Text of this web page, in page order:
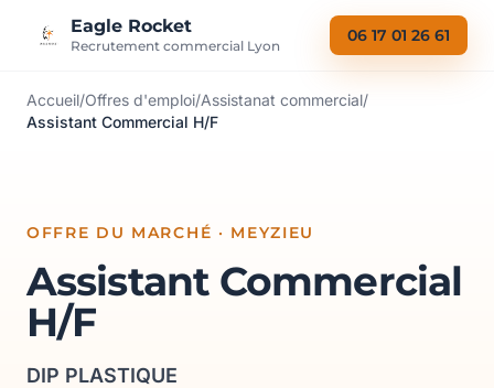
Eagle Rocket
Recrutement commercial Lyon
06 17 01 26 61
Accueil/Offres d'emploi/Assistanat commercial/
Assistant Commercial H/F
OFFRE DU MARCHÉ · MEYZIEU
Assistant Commercial
H/F
DIP PLASTIQUE